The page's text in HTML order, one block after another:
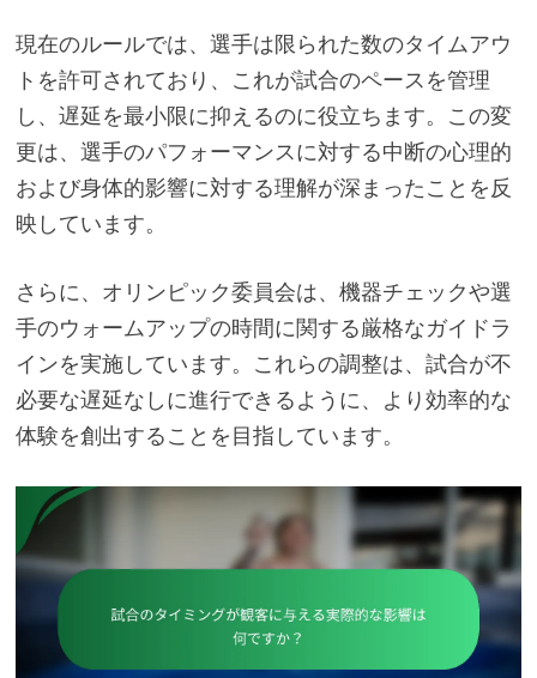
現在のルールでは、選手は限られた数のタイムアウ
トを許可されており、これが試合のペースを管理
し、遅延を最小限に抑えるのに役立ちます。この変
更は、選手のパフォーマンスに対する中断の心理的
および身体的影響に対する理解が深まったことを反
映しています。
さらに、オリンピック委員会は、機器チェックや選
手のウォームアップの時間に関する厳格なガイドラ
インを実施しています。これらの調整は、試合が不
必要な遅延なしに進行できるように、より効率的な
体験を創出することを目指しています。